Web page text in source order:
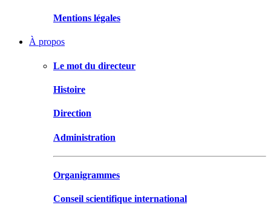
Mentions légales
À propos
Le mot du directeur
Histoire
Direction
Administration
Organigrammes
Conseil scientifique international